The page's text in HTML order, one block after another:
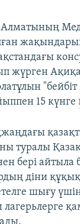
Алматының
жүрген
15 күнге
туралы
бері айтыла
діни
шығу